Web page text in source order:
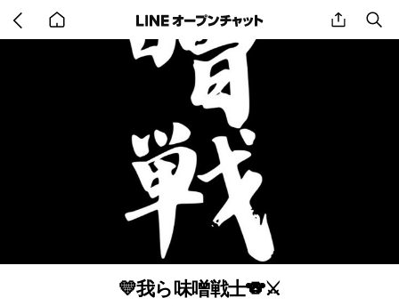
back
to
share
💛我ら味噌戦士🐨⚔️